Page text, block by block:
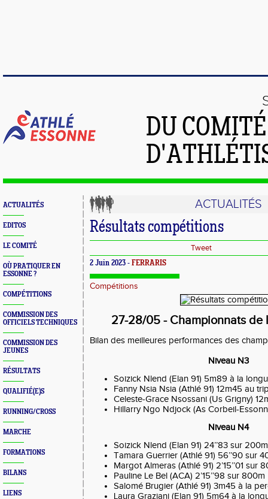
DU
ACTUALITÉS
EDITOS
LE COMITÉ
OÙ PRATIQUER EN
ESSONNE ?
COMPÉTITIONS
COMMISSION DES
OFFICIELS TECHNIQUES
COMMISSION DES
JEUNES
RÉSULTATS
QUALIFIÉ(E)S
RUNNING/CROSS
MARCHE
FORMATIONS
BILANS
LIENS
ACTUALITÉS
Résultats compétitions
Tweet
2 Juin 2023 - FERRARIS
Compétitions
27-28/05 - Championnats de
Bilan des meilleures performances des
Niveau N3
Soizick Nlend (Elan 91) 5m89 à la
Fanny Nsia Nsia (Athlé 91) 12m45 au
Celeste-Grace Nsossani (Us Grigny)
Hillarry Ngo Ndjock (As Corbeil-
Niveau N4
Soizick Nlend (Elan 91) 24’’83 sur
Tamara Guerrier (Athlé 91) 56’’90 sur
Margot Almeras (Athlé 91) 2’15’’01 sur
Pauline Le Bel (ACA) 2’15’’98 sur 800m
Salomé Brugier (Athlé 91) 3m45 à la
Laura Graziani (Elan 91) 5m64 à la